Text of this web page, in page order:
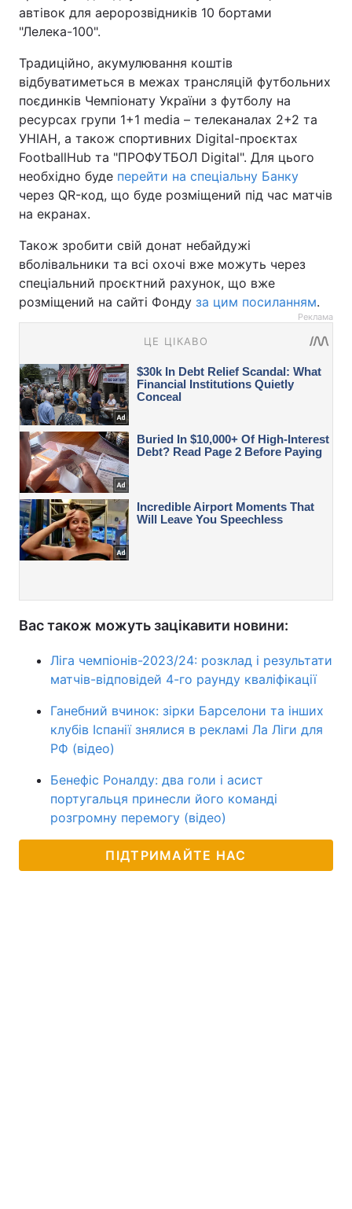
автівок для аеророзвідників 10 бортами
"Лелека-100".
Традиційно, акумулювання коштів
відбуватиметься в межах трансляцій футбольних
поєдинків Чемпіонату України з футболу на
ресурсах групи 1+1 media – телеканалах 2+2 та
УНІАН, а також спортивних Digital-проєктах
FootballHub та "ПРОФУТБОЛ Digital". Для цього
необхідно буде перейти на спеціальну Банку
через QR-код, що буде розміщений під час матчів
на екранах.
Також зробити свій донат небайдужі
вболівальники та всі охочі вже можуть через
спеціальний проєктний рахунок, що вже
розміщений на сайті Фонду за цим посиланням.
Реклама
Вас також можуть зацікавити новини:
Ліга чемпіонів-2023/24: розклад і результати
матчів-відповідей 4-го раунду кваліфікації
Ганебний вчинок: зірки Барселони та інших
клубів Іспанії знялися в рекламі Ла Ліги для
РФ (відео)
Бенефіс Роналду: два голи і асист
португальця принесли його команді
розгромну перемогу (відео)
ПІДТРИМАЙТЕ НАС